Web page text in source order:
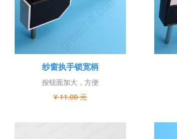
纱窗执手锁宽柄
按钮面加大，方便
¥ 11.00 元